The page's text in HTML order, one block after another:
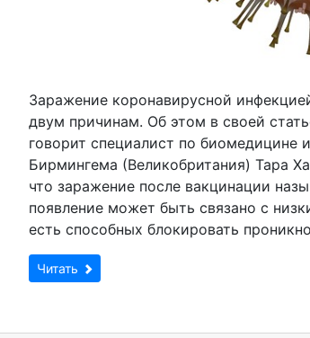
Заражение коронавирусной
двум причинам. Об этом в своей
говорит специалист по биомедицине
Бирмингема (Великобритания) Тара
что заражение после вакцинации
появление может быть связано с
есть способных блокировать
Читать